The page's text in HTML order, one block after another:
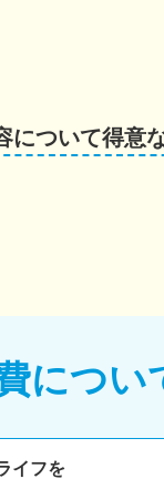
について得意
につい
イフを